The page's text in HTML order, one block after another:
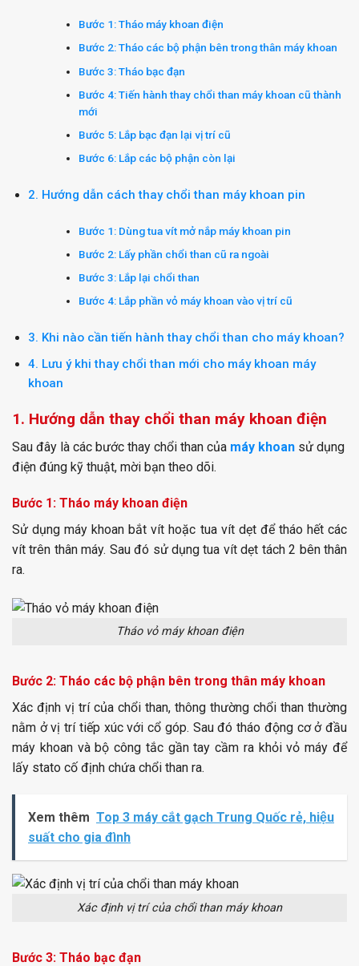
Bước 1: Tháo máy khoan điện
Bước 2: Tháo các bộ phận bên trong thân máy khoan
Bước 3: Tháo bạc đạn
Bước 4: Tiến hành thay chổi than máy khoan cũ thành
mới
Bước 5: Lắp bạc đạn lại vị trí cũ
Bước 6: Lắp các bộ phận còn lại
2. Hướng dẫn cách thay chổi than máy khoan pin
Bước 1: Dùng tua vít mở nắp máy khoan pin
Bước 2: Lấy phần chổi than cũ ra ngoài
Bước 3: Lắp lại chổi than
Bước 4: Lắp phần vỏ máy khoan vào vị trí cũ
3. Khi nào cần tiến hành thay chổi than cho máy khoan?
4. Lưu ý khi thay chổi than mới cho máy khoan máy
khoan
1. Hướng dẫn thay chổi than máy khoan điện
Sau đây là các bước thay chổi than của máy khoan sử dụng
điện đúng kỹ thuật, mời bạn theo dõi.
Bước 1: Tháo máy khoan điện
Sử dụng máy khoan bắt vít hoặc tua vít dẹt để tháo hết các
vít trên thân máy. Sau đó sử dụng tua vít dẹt tách 2 bên thân
ra.
Tháo vỏ máy khoan điện
Bước 2: Tháo các bộ phận bên trong thân máy khoan
Xác định vị trí của chổi than, thông thường chổi than thường
nằm ở vị trí tiếp xúc với cổ góp. Sau đó tháo động cơ ở đầu
máy khoan và bộ công tắc gần tay cầm ra khỏi vỏ máy để
lấy stato cố định chứa chổi than ra.
Xem thêm Top 3 máy cắt gạch Trung Quốc rẻ, hiệu
suất cho gia đình
Xác định vị trí của chổi than máy khoan
Bước 3: Tháo bạc đạn